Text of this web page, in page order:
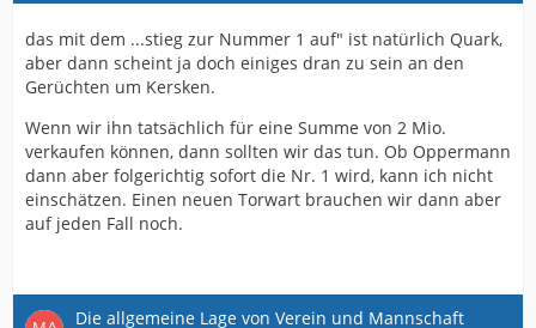
das mit dem ...stieg zur Nummer 1 auf" ist natürlich Quark,
aber dann scheint ja doch einiges dran zu sein an den
Gerüchten um Kersken.
Wenn wir ihn tatsächlich für eine Summe von 2 Mio.
verkaufen können, dann sollten wir das tun. Ob Oppermann
dann aber folgerichtig sofort die Nr. 1 wird, kann ich nicht
einschätzen. Einen neuen Torwart brauchen wir dann aber
auf jeden Fall noch.
Die allgemeine Lage von Verein und Mannschaft